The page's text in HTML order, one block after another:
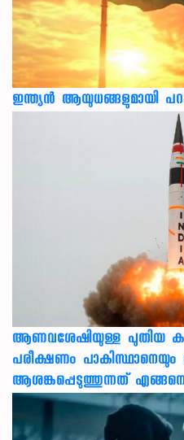
ഇന്ത്യൻ ആയുധങ്ങളുമായി
ആണവശേഷിയുള്ള പുതിയ
പരീക്ഷണം
ആശങ്കപ്പെടുത്തുന്നത്